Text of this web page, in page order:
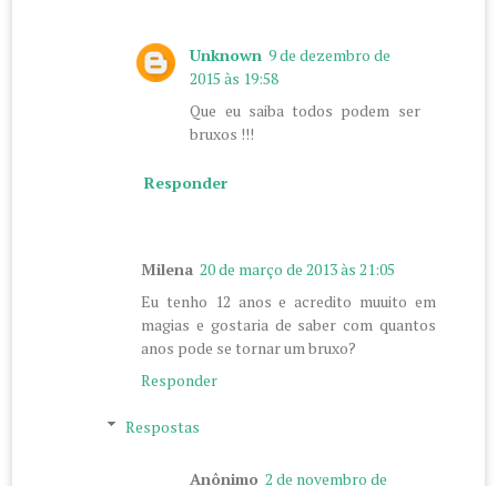
Unknown 9 de dezembro de
2015 às 19:58
Que eu saiba todos podem ser
bruxos !!!
Responder
Milena 20 de março de 2013 às 21:05
Eu tenho 12 anos e acredito muuito em
magias e gostaria de saber com quantos
anos pode se tornar um bruxo?
Responder
Respostas
Anônimo 2 de novembro de